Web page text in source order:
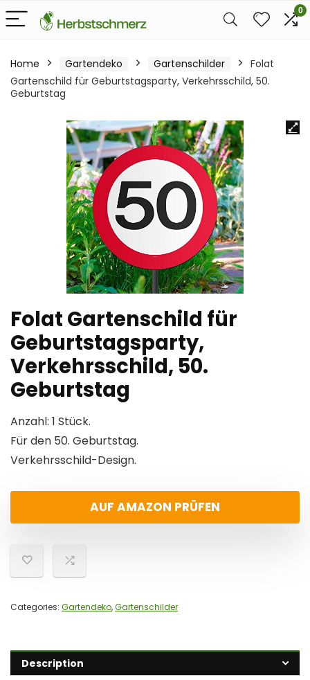
0
Home Gartendeko Gartenschilder
Folat
Gartenschild für Geburtstagsparty, Verkehrsschild, 50.
Geburtstag
Folat Gartenschild für
Geburtstagsparty,
Verkehrsschild, 50.
Geburtstag
Anzahl: 1 Stück.
Für den 50. Geburtstag.
Verkehrsschild-Design.
AUF AMAZON PRÜFEN
Categories: Gartendeko,Gartenschilder
Description